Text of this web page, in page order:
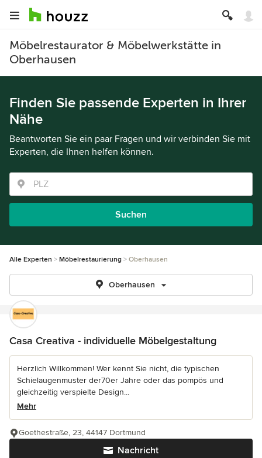
Möbelrestaurator & Möbelwerkstätte in
Oberhausen
Finden Sie passende Experten in Ihrer
Nähe
Beantworten Sie ein paar Fragen und wir verbinden Sie mit
Experten, die Ihnen helfen können.
Suchen
Alle Experten Möbelrestaurierung Oberhausen
Oberhausen
Casa Creativa - individuelle Möbelgestaltung
Herzlich Willkommen! Wer kennt Sie nicht, die typischen
Schielaugenmuster der70er Jahre oder das pompös und
gleichzeitig verspielte Design...
Mehr
Nachricht
Goethestraße, 23, 44147 Dortmund